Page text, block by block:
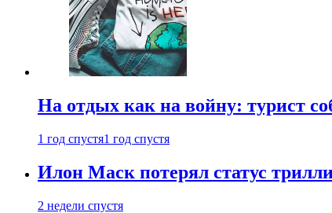
На отдых как на войну: турист
1 год спустя1 год спустя
Илон Маск потерял статус
2 недели спустя